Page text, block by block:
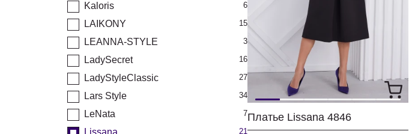
Kaloris 6
LAIKONY 15
LEANNA-STYLE 3
LadySecret 16
LadyStyleClassic 27
Lars Style 34
LeNata 7
Lissana 21
Платье Lissana 4846